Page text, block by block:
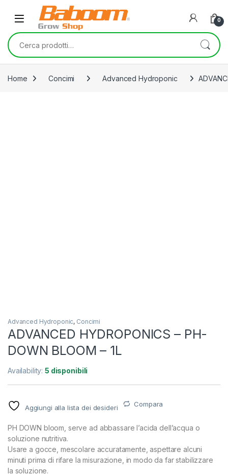
Skip to navigation
Skip to content
0
Cerca:
Home Concimi Advanced Hydroponic
Advanced Hydroponic, Concimi
ADVANCED HYDROPONICS – PH-
DOWN BLOOM – 1L
Availability:5 disponibili
Aggiungi alla lista dei desideri Compara
PH DOWN bloom, serve ad abbassare l’acida dell’acqua o
soluzione nutritiva.
Usare a gocce, mescolare accuratamente, aspettare alcuni
minuti prima di rifare la misurazione, in modo da far stabilizzare
la soluzione.